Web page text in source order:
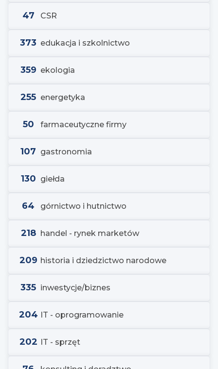
47 CSR
373 edukacja i szkolnictwo
359 ekologia
255 energetyka
50 farmaceutyczne firmy
107 gastronomia
130 giełda
64 górnictwo i hutnictwo
218 handel - rynek marketów
209 historia i dziedzictwo narodowe
335 inwestycje/biznes
204 IT - oprogramowanie
202 IT - sprzęt